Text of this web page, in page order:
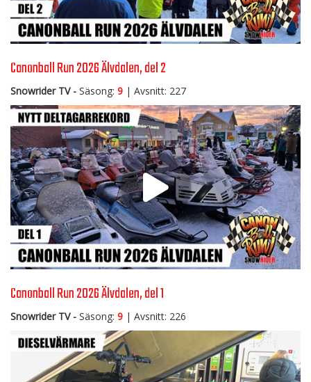
Canonball Run 2026 Älvdalen, del 2
Snowrider TV - Säsong: 9 | Avsnitt: 227
Canonball Run 2026 Älvdalen, del 1
Snowrider TV - Säsong: 9 | Avsnitt: 226